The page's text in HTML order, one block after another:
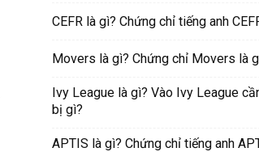
CEFR là gì? Chứng chỉ tiếng anh
Movers là gì? Chứng chỉ Movers là
Ivy League là gì? Vào Ivy League
bị gì?
APTIS là gì? Chứng chỉ tiếng anh